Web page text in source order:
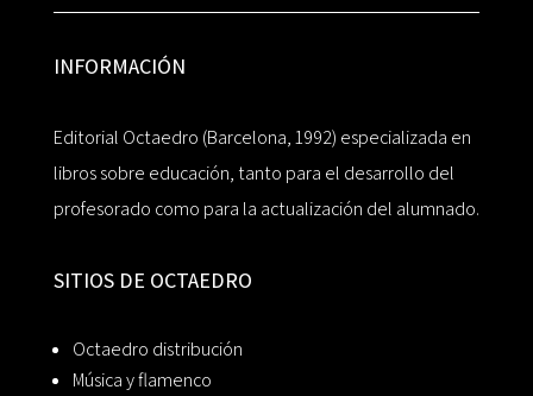
INFORMACIÓN
Editorial Octaedro (Barcelona, 1992) especializada en
libros sobre educación, tanto para el desarrollo del
profesorado como para la actualización del alumnado.
SITIOS DE OCTAEDRO
Octaedro distribución
Música y flamenco